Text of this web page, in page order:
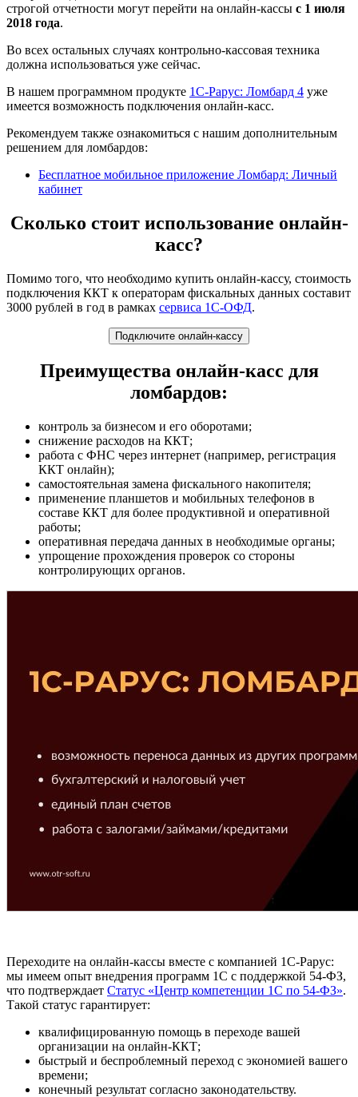
строгой отчетности могут перейти на онлайн-кассы с 1 июля
2018 года.
Во всех остальных случаях контрольно-кассовая техника
должна использоваться уже сейчас.
В нашем программном продукте 1С-Рарус: Ломбард 4 уже
имеется возможность подключения онлайн-касс.
Рекомендуем также ознакомиться с нашим дополнительным
решением для ломбардов:
Бесплатное мобильное приложение Ломбард: Личный
кабинет
Сколько стоит использование онлайн-
касс?
Помимо того, что необходимо купить онлайн-кассу, стоимость
подключения ККТ к операторам фискальных данных составит
3000 рублей в год в рамках сервиса 1С-ОФД.
Подключите онлайн-кассу
Преимущества онлайн-касс для
ломбардов:
контроль за бизнесом и его оборотами;
снижение расходов на ККТ;
работа с ФНС через интернет (например, регистрация
ККТ онлайн);
самостоятельная замена фискального накопителя;
применение планшетов и мобильных телефонов в
составе ККТ для более продуктивной и оперативной
работы;
оперативная передача данных в необходимые органы;
упрощение прохождения проверок со стороны
контролирующих органов.
Переходите на онлайн-кассы вместе с компанией 1С-Рарус:
мы имеем опыт внедрения программ 1С с поддержкой 54-ФЗ,
что подтверждает Статус «Центр компетенции 1С по 54-ФЗ».
Такой статус гарантирует:
квалифицированную помощь в переходе вашей
организации на онлайн-ККТ;
быстрый и беспроблемный переход с экономией вашего
времени;
конечный результат согласно законодательству.